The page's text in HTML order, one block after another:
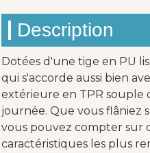
Description
Dotées d'une tige en PU
qui s'accorde aussi bien
extérieure en TPR souple
journée. Que vous flâniez
vous pouvez compter sur
caractéristiques les plus